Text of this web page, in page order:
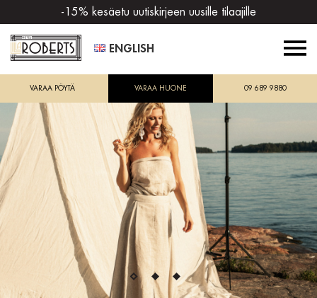
-15% kesäetu uutiskirjeen uusille tilaajille
ENGLISH
VARAA PÖYTÄ VARAA HUONE 09 689 9880